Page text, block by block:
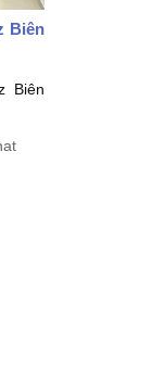
Biên
Biên